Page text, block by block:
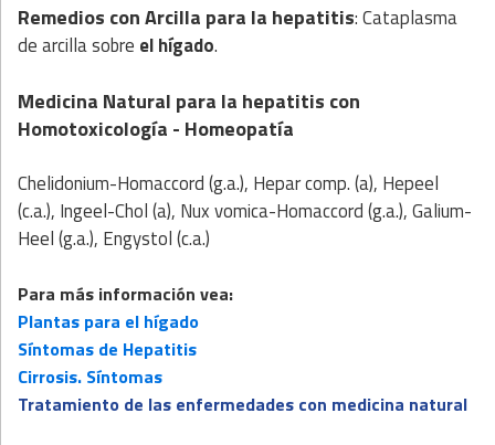
Remedios con Arcilla para la hepatitis: Cataplasma
de arcilla sobre el hígado.
Medicina Natural para la hepatitis con
Homotoxicología - Homeopatía
Chelidonium-Homaccord (g.a.), Hepar comp. (a), Hepeel
(c.a.), Ingeel-Chol (a), Nux vomica-Homaccord (g.a.), Galium-
Heel (g.a.), Engystol (c.a.)
Para más información vea:
Plantas para el hígado
Síntomas de Hepatitis
Cirrosis. Síntomas
Tratamiento de las enfermedades con medicina natural